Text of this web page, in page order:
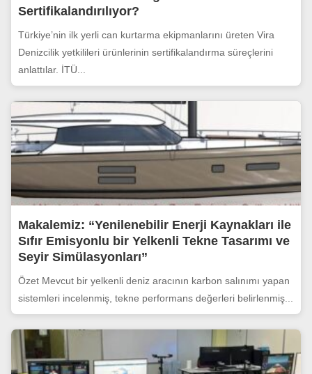
Sertifikalandırılıyor?
Türkiye’nin ilk yerli can kurtarma ekipmanlarını üreten Vira
Denizcilik yetkilileri ürünlerinin sertifikalandırma süreçlerini
anlattılar. İTÜ...
Makalemiz: “Yenilenebilir Enerji Kaynakları ile
Sıfır Emisyonlu bir Yelkenli Tekne Tasarımı ve
Seyir Simülasyonları”
Özet Mevcut bir yelkenli deniz aracının karbon salınımı yapan
sistemleri incelenmiş, tekne performans değerleri belirlenmiş...